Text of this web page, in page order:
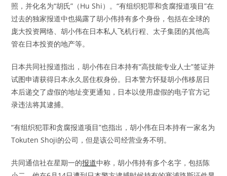
照，并化名为“胡氏”（Hu Shi）。“有组织犯罪和贪腐报道项目”在
过去的独家报道中也揭露了胡小伟持有多个身份，包括在全球的
庞大投资网络、胡小伟在日本私人飞机行程、太子集团的其他高
管在日本投资的地产等。
日本共同社报道指出，胡小伟在日本持有“高技能专业人士”签证并
试图申请获得日本永久居住权身份。日本警方怀疑胡小伟移居日
本后递交了虚假的地址变更通知，日本以使用虚假的电子官方记
录违法将其逮捕。
“有组织犯罪和贪腐报道项目”也指出，胡小伟在日本持有一家名为
Tokuten Shoji的公司，但是该公司经营业务不明。
共同通信社在星期一的报道中称，胡小伟持有多个名字，包括陈